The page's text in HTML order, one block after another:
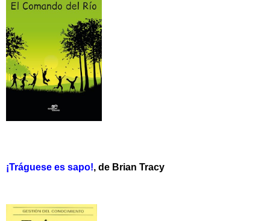
¡Tráguese es sapo!, de Brian Tracy